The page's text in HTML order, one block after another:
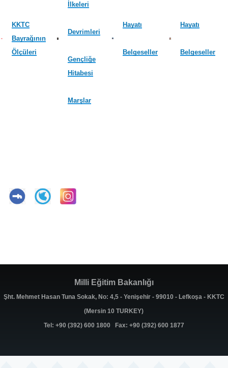
KKTC
Bayrağının
Ölçüleri
İlkeleri
Devrimleri
Gençliğe
Hitabesi
Marşlar
Hayatı
Belgeseller
Hayatı
Belgeseller
Milli Eğitim Bakanlığı
Şht. Mehmet Hasan Tuna Sokak, No: 4,5 - Yenişehir - 99010 - Lefkoşa - KKTC
(Mersin 10 TURKEY)
Tel: +90 (392) 600 1800 Fax: +90 (392) 600 1877